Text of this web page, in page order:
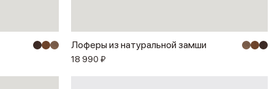
Лоферы из натуральной замши
18 990 ₽